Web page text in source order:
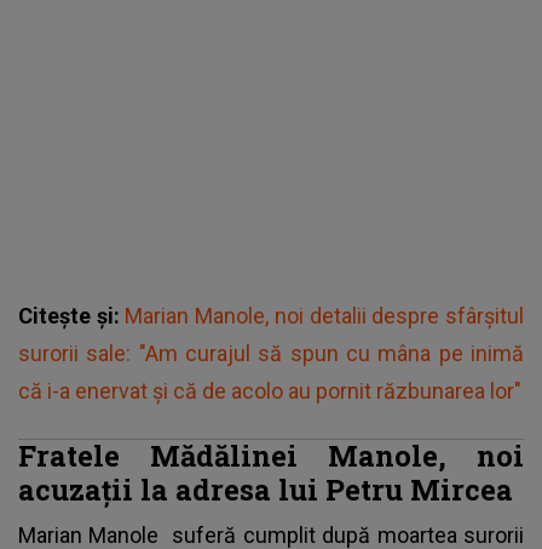
Citește și: Marian Manole, noi detalii despre sfârșitul
surorii sale: "Am curajul să spun cu mâna pe inimă
că i-a enervat și că de acolo au pornit răzbunarea lor"
Fratele Mădălinei Manole, noi
acuzații la adresa lui Petru Mircea
Marian Manole suferă cumplit după moartea surorii